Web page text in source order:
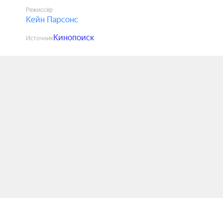
Режиссёр
Кейн Парсонс
ИсточникКинопоиск